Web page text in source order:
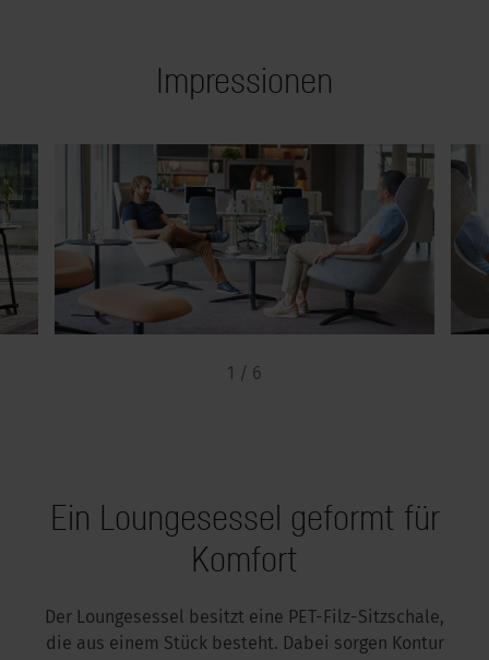
Impressionen
1 / 6
Ein Loungesessel geformt für
Komfort
Der Loungesessel besitzt eine PET-Filz-Sitzschale,
die aus einem Stück besteht. Dabei sorgen Kontur